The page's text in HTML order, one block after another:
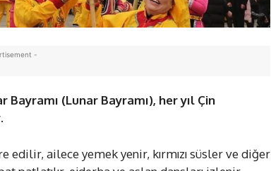
-
(Lunar Bayramı), her yıl Çin
edilir, ailece yemek yenir, kırmızı süsler ve diğer